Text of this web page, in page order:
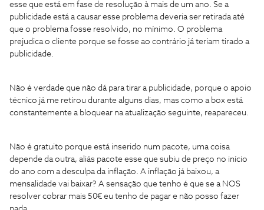
esse que está em fase de resolução à mais de um ano. Se a
publicidade está a causar esse problema deveria ser retirada até
que o problema fosse resolvido, no mínimo. O problema
prejudica o cliente porque se fosse ao contrário já teriam tirado a
publicidade.
Não é verdade que não dá para tirar a publicidade, porque o apoio
técnico já me retirou durante alguns dias, mas como a box está
constantemente a bloquear na atualização seguinte, reapareceu.
Não é gratuito porque está inserido num pacote, uma coisa
depende da outra, aliás pacote esse que subiu de preço no início
do ano com a desculpa da inflação. A inflação já baixou, a
mensalidade vai baixar? A sensação que tenho é que se a NOS
resolver cobrar mais 50€ eu tenho de pagar e não posso fazer